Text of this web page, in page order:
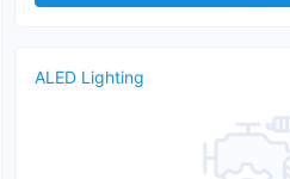
ALED Lighting